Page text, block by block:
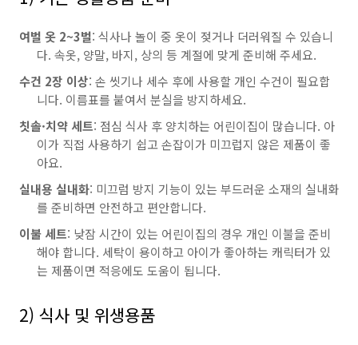
여벌 옷 2~3벌: 식사나 놀이 중 옷이 젖거나 더러워질 수 있습니
다. 속옷, 양말, 바지, 상의 등 계절에 맞게 준비해 주세요.
수건 2장 이상: 손 씻기나 세수 후에 사용할 개인 수건이 필요합
니다. 이름표를 붙여서 분실을 방지하세요.
칫솔·치약 세트: 점심 식사 후 양치하는 어린이집이 많습니다. 아
이가 직접 사용하기 쉽고 손잡이가 미끄럽지 않은 제품이 좋
아요.
실내용 실내화: 미끄럼 방지 기능이 있는 부드러운 소재의 실내화
를 준비하면 안전하고 편안합니다.
이불 세트: 낮잠 시간이 있는 어린이집의 경우 개인 이불을 준비
해야 합니다. 세탁이 용이하고 아이가 좋아하는 캐릭터가 있
는 제품이면 적응에도 도움이 됩니다.
2) 식사 및 위생용품